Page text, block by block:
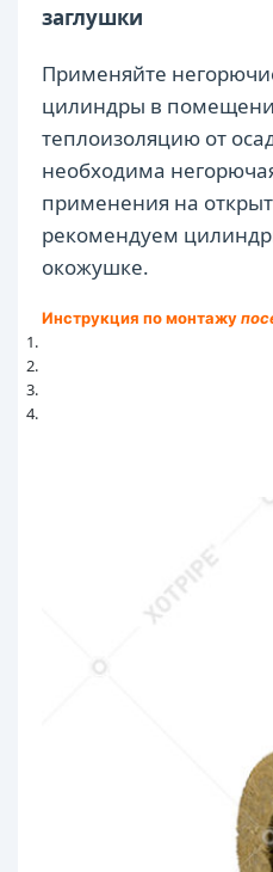
заглушки
Применяйте
цилиндры в
теплоизоляцию от
необходима
применения на
рекомендуем
окожушке.
Инструкция по монтажу